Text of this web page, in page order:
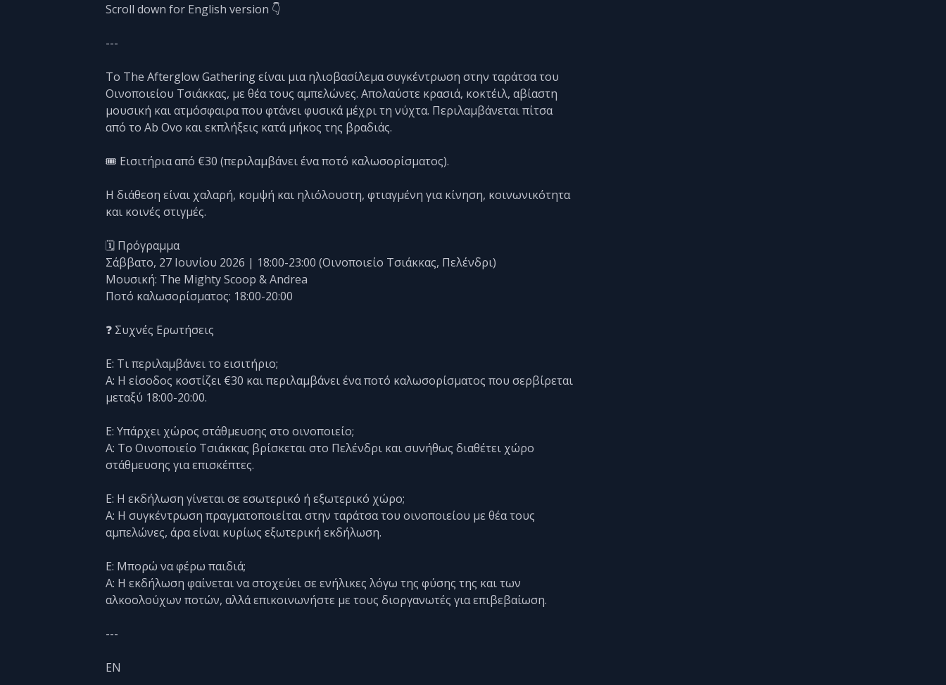
Scroll down for English version 👇
---
Το The Afterglow Gathering είναι μια ηλιοβασίλεμα συγκέντρωση στην ταράτσα του
Οινοποιείου Τσιάκκας, με θέα τους αμπελώνες. Απολαύστε κρασιά, κοκτέιλ, αβίαστη
μουσική και ατμόσφαιρα που φτάνει φυσικά μέχρι τη νύχτα. Περιλαμβάνεται πίτσα
από το Ab Ovo και εκπλήξεις κατά μήκος της βραδιάς.
🎟️ Εισιτήρια από €30 (περιλαμβάνει ένα ποτό καλωσορίσματος).
Η διάθεση είναι χαλαρή, κομψή και ηλιόλουστη, φτιαγμένη για κίνηση, κοινωνικότητα
και κοινές στιγμές.
🗓️ Πρόγραμμα
Σάββατο, 27 Ιουνίου 2026 | 18:00-23:00 (Οινοποιείο Τσιάκκας, Πελένδρι)
Μουσική: The Mighty Scoop & Andrea
Ποτό καλωσορίσματος: 18:00-20:00
❓ Συχνές Ερωτήσεις
Ε: Τι περιλαμβάνει το εισιτήριο;
Α: Η είσοδος κοστίζει €30 και περιλαμβάνει ένα ποτό καλωσορίσματος που σερβίρεται
μεταξύ 18:00-20:00.
Ε: Υπάρχει χώρος στάθμευσης στο οινοποιείο;
Α: Το Οινοποιείο Τσιάκκας βρίσκεται στο Πελένδρι και συνήθως διαθέτει χώρο
στάθμευσης για επισκέπτες.
Ε: Η εκδήλωση γίνεται σε εσωτερικό ή εξωτερικό χώρο;
Α: Η συγκέντρωση πραγματοποιείται στην ταράτσα του οινοποιείου με θέα τους
αμπελώνες, άρα είναι κυρίως εξωτερική εκδήλωση.
Ε: Μπορώ να φέρω παιδιά;
Α: Η εκδήλωση φαίνεται να στοχεύει σε ενήλικες λόγω της φύσης της και των
αλκοολούχων ποτών, αλλά επικοινωνήστε με τους διοργανωτές για επιβεβαίωση.
---
EN